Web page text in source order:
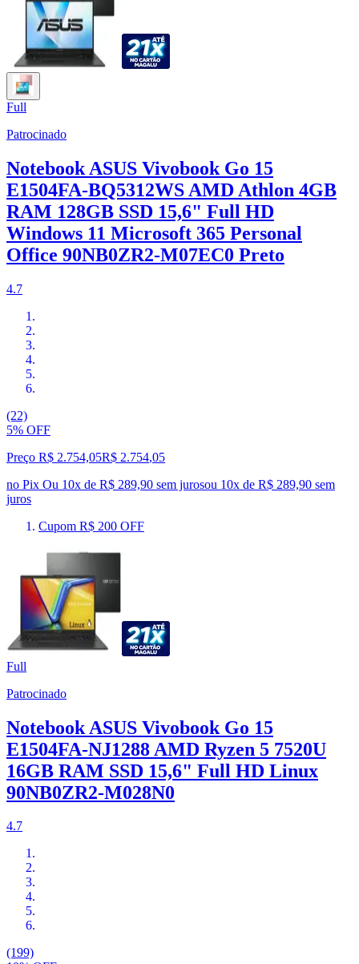
Full
Patrocinado
Notebook ASUS Vivobook Go 15
E1504FA-BQ5312WS AMD Athlon 4GB
RAM 128GB SSD 15,6" Full HD
Windows 11 Microsoft 365 Personal
Office 90NB0ZR2-M07EC0 Preto
4.7
(22)
5% OFF
Preço R$ 2.754,05R$ 2.754,05
no Pix Ou 10x de R$ 289,90 sem jurosou 10x de R$ 289,90 sem
juros
Cupom R$ 200 OFF
Full
Patrocinado
Notebook ASUS Vivobook Go 15
E1504FA-NJ1288 AMD Ryzen 5 7520U
16GB RAM SSD 15,6" Full HD Linux
90NB0ZR2-M028N0
4.7
(199)